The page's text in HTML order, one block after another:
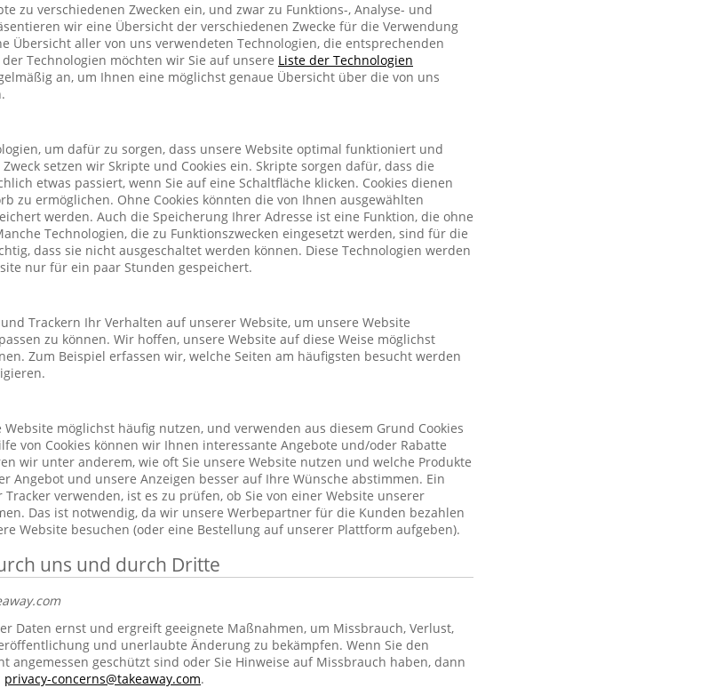
zu verschiedenen Zwecken ein, und zwar zu Funktions-, Analyse- und
wir eine Übersicht der verschiedenen Zwecke für die Verwendung
Übersicht aller von uns verwendeten Technologien, die entsprechenden
Technologien möchten wir Sie auf unsere Liste der Technologien
an, um Ihnen eine möglichst genaue Übersicht über die von uns
um dafür zu sorgen, dass unsere Website optimal funktioniert und
setzen wir Skripte und Cookies ein. Skripte sorgen dafür, dass die
etwas passiert, wenn Sie auf eine Schaltfläche klicken. Cookies dienen
zu ermöglichen. Ohne Cookies könnten die von Ihnen ausgewählten
werden. Auch die Speicherung Ihrer Adresse ist eine Funktion, die ohne
Technologien, die zu Funktionszwecken eingesetzt werden, sind für die
dass sie nicht ausgeschaltet werden können. Diese Technologien werden
nur für ein paar Stunden gespeichert.
Trackern Ihr Verhalten auf unserer Website, um unsere Website
zu können. Wir hoffen, unsere Website auf diese Weise möglichst
Zum Beispiel erfassen wir, welche Seiten am häufigsten besucht werden
möglichst häufig nutzen, und verwenden aus diesem Grund Cookies
von Cookies können wir Ihnen interessante Angebote und/oder Rabatte
wir unter anderem, wie oft Sie unsere Website nutzen und welche Produkte
Angebot und unsere Anzeigen besser auf Ihre Wünsche abstimmen. Ein
verwenden, ist es zu prüfen, ob Sie von einer Website unserer
Das ist notwendig, da wir unsere Werbepartner für die Kunden bezahlen
Website besuchen (oder eine Bestellung auf unserer Plattform aufgeben).
uns und durch Dritte
Daten ernst und ergreift geeignete Maßnahmen, um Missbrauch, Verlust,
und unerlaubte Änderung zu bekämpfen. Wenn Sie den
angemessen geschützt sind oder Sie Hinweise auf Missbrauch haben, dann
privacy-concerns@takeaway.com.